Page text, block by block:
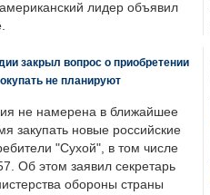
лидер объявил
закрыл вопрос о приобретении
не планируют
не намерена в ближайшее
закупать новые российские
"Сухой", в том числе
Об этом заявил секретарь
обороны страны